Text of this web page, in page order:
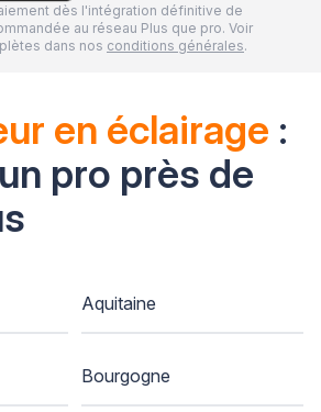
dès l'intégration définitive de
au réseau Plus que pro. Voir
dans nos conditions générales.
en éclairage :
pro près de
Aquitaine
Bourgogne